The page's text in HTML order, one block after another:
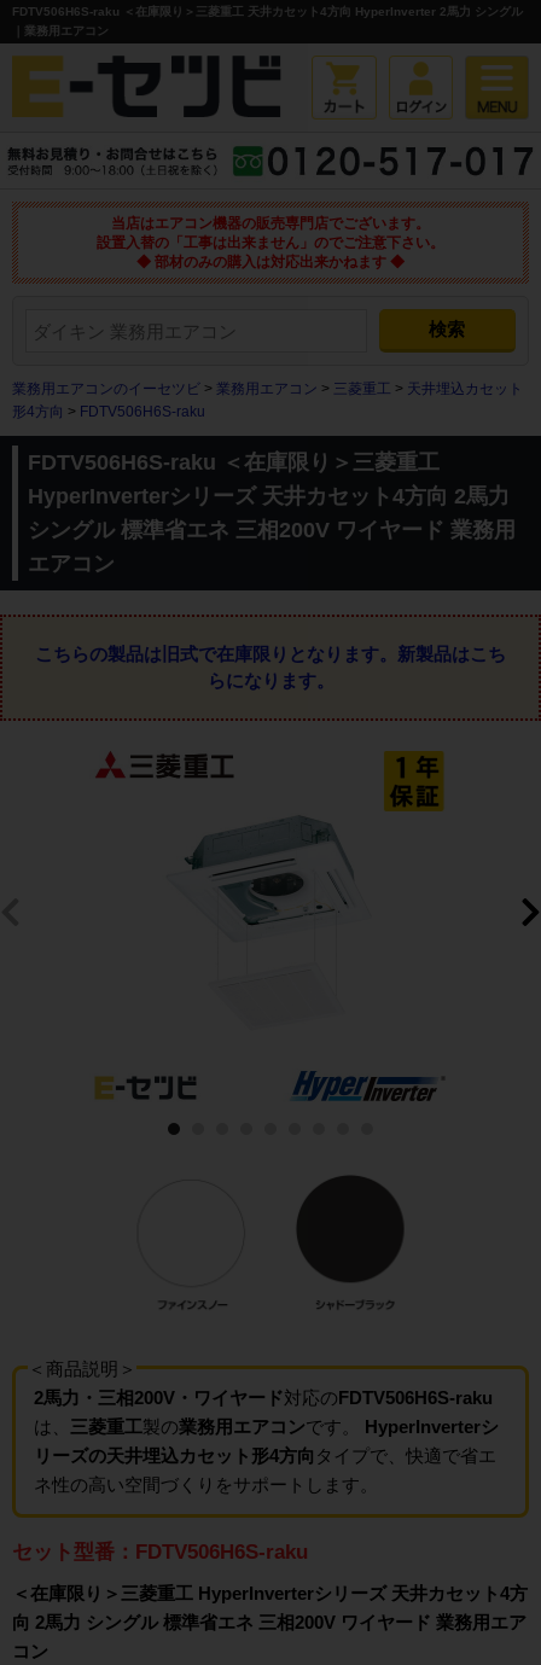
FDTV506H6S-raku ＜在庫限り＞三菱重工 天井カセット4方向 HyperInverter 2馬力 シングル
｜業務用エアコン
当店はエアコン機器の販売専門店でございます。
設置入替の「工事は出来ません」のでご注意下さい。
◆ 部材のみの購入は対応出来かねます ◆
業務用エアコンのイーセツビ > 業務用エアコン > 三菱重工 > 天井埋込カセット
形4方向 > FDTV506H6S-raku
FDTV506H6S-raku ＜在庫限り＞三菱重工
HyperInverterシリーズ 天井カセット4方向 2馬力
シングル 標準省エネ 三相200V ワイヤード 業務用
エアコン
こちらの製品は旧式で在庫限りとなります。 新製品はこち
らになります。
＜商品説明＞
2馬力・三相200V・ワイヤード対応のFDTV506H6S-raku
は、 三菱重工製の業務用エアコンです。 HyperInverterシ
リーズの天井埋込カセット形4方向 タイプで、快適で省エ
ネ性の高い空間づくりをサポートします。
セット型番：FDTV506H6S-raku
＜在庫限り＞三菱重工 HyperInverterシリーズ 天井カセット4方
向 2馬力 シングル 標準省エネ 三相200V ワイヤード 業務用エア
コン